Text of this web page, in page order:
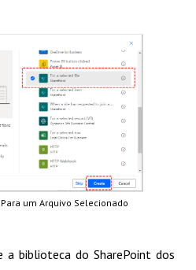
um Arquivo Selecionado
a biblioteca do SharePoint dos